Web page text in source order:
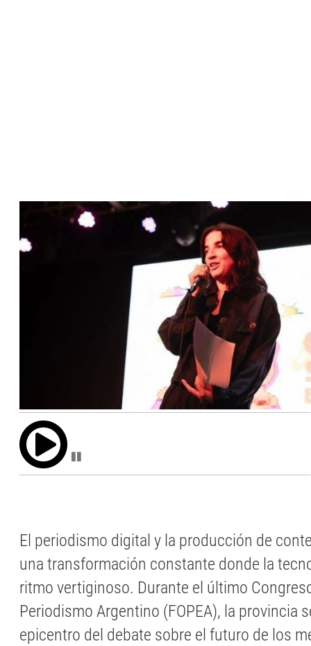
El periodismo digital y la producción de
una transformación constante donde la
ritmo vertiginoso. Durante el último
Periodismo Argentino (FOPEA), la provincia
epicentro del debate sobre el futuro de los